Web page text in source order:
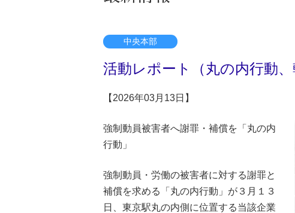
中央本部
活動レポート（丸の内行動、
【2026年03月13日】
強制動員被害者へ謝罪・補償を「丸の内
行動」
強制動員・労働の被害者に対する謝罪と
補償を求める「丸の内行動」が３月１３
日、東京駅丸の内側に位置する当該企業